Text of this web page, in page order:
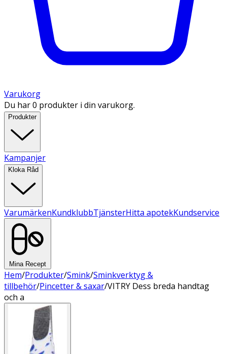
Varukorg
Du har 0 produkter i din varukorg.
Produkter
Kampanjer
Kloka Råd
VarumärkenKundklubbTjänsterHitta apotekKundservice
Mina Recept
Hem/Produkter/Smink/Sminkverktyg &
tillbehör/Pincetter & saxar/VITRY Dess breda handtag
och a